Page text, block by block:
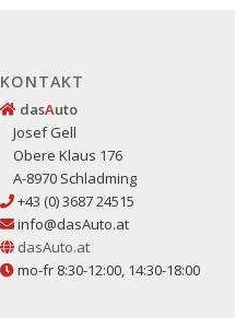
KONTAKT
dasAuto
Josef Gell
Obere Klaus 176
A-8970 Schladming
+43 (0) 3687 24515
info@dasAuto.at
dasAuto.at
mo-fr 8:30-12:00, 14:30-18:00